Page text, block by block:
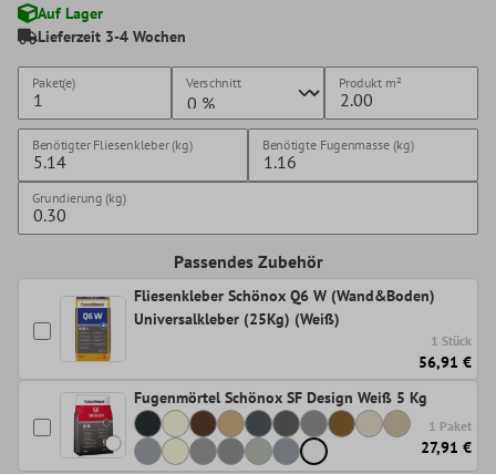
Auf Lager
Lieferzeit 3-4 Wochen
Paket(e) Verschnitt Produkt m²
Benötigter Fliesenkleber (kg) Benötigte Fugenmasse (kg)
Grundierung (kg)
Passendes Zubehör
Fliesenkleber Schönox Q6 W (Wand&Boden)
Universalkleber (25Kg) (Weiß)
1 Stück
56,91 €
Fugenmörtel Schönox SF Design Weiß 5 Kg
1 Paket
27,91 €